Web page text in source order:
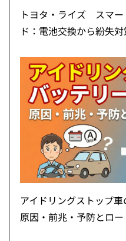
トヨタ・ライズ スマー
ド：電池交換から紛失
アイドリングストップ
原因・前兆・予防とロ